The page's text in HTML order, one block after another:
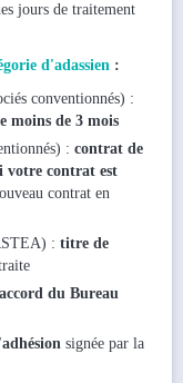
jours de traitement
d'adassien :
conventionnés) :
moins de 3 mois
: contrat de
votre contrat est
contrat en
: titre de
accord du Bureau
signée par la